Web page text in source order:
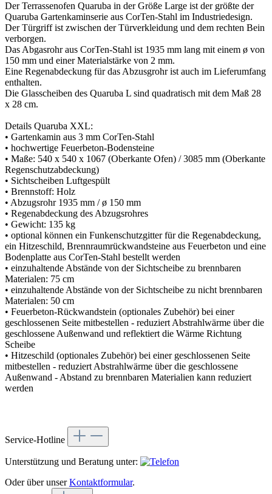
Der Terrassenofen Quaruba in der Größe Large ist der größte der
Quaruba Gartenkaminserie aus CorTen-Stahl im Industriedesign.
Der Türgriff ist zwischen der Türverkleidung und dem rechten Bein
verborgen.
Das Abgasrohr aus CorTen-Stahl ist 1935 mm lang mit einem ø von
150 mm und einer Materialstärke von 2 mm.
Eine Regenabdeckung für das Abzusgrohr ist auch im Lieferumfang
enthalten.
Die Glasscheiben des Quaruba L sind quadratisch mit dem Maß 28
x 28 cm.
Details Quaruba XXL:
• Gartenkamin aus 3 mm CorTen-Stahl
• hochwertige Feuerbeton-Bodensteine
• Maße: 540 x 540 x 1067 (Oberkante Ofen) / 3085 mm (Oberkante
Regenschutzabdeckung)
• Sichtscheiben Luftgespült
• Brennstoff: Holz
• Abzugsrohr 1935 mm / ø 150 mm
• Regenabdeckung des Abzugsrohres
• Gewicht: 135 kg
• optional können ein Funkenschutzgitter für die Regenabdeckung,
ein Hitzeschild, Brennraumrückwandsteine aus Feuerbeton und eine
Bodenplatte aus CorTen-Stahl bestellt werden
• einzuhaltende Abstände von der Sichtscheibe zu brennbaren
Materialen: 75 cm
• einzuhaltende Abstände von der Sichtscheibe zu nicht brennbaren
Materialen: 50 cm
• Feuerbeton-Rückwandstein (optionales Zubehör) bei einer
geschlossenen Seite mitbestellen - reduziert Abstrahlwärme über die
geschlossene Außenwand und reflektiert die Wärme Richtung
Scheibe
• Hitzeschild (optionales Zubehör) bei einer geschlossenen Seite
mitbestellen - reduziert Abstrahlwärme über die geschlossene
Außenwand - Abstand zu brennbaren Materialien kann reduziert
werden
Service-Hotline
Unterstützung und Beratung unter:
Oder über unserKontaktformular.